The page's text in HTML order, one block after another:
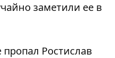
заметили ее в
Ростислав